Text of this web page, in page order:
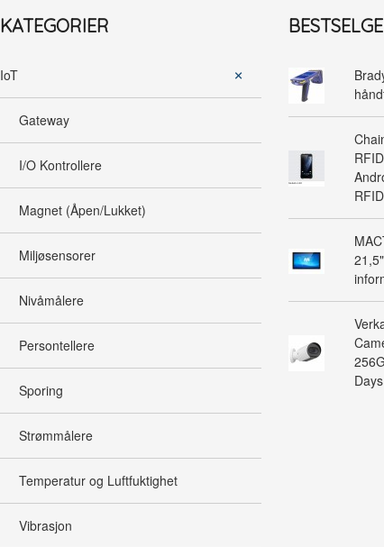
KATEGORIER
IoT
Gateway
I/O Kontrollere
Magnet (Åpen/Lukket)
Miljøsensorer
Nivåmålere
Persontellere
Sporing
Strømmålere
Temperatur og Luftfuktighet
Vibrasjon